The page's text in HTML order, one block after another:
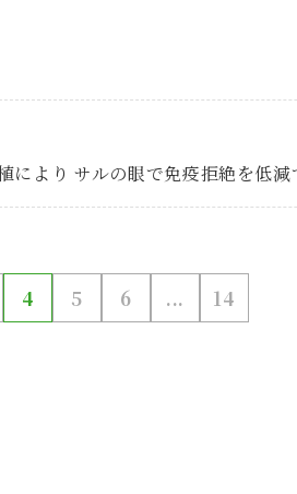
より サルの眼で免疫拒絶を低
4 5 6 ... 14